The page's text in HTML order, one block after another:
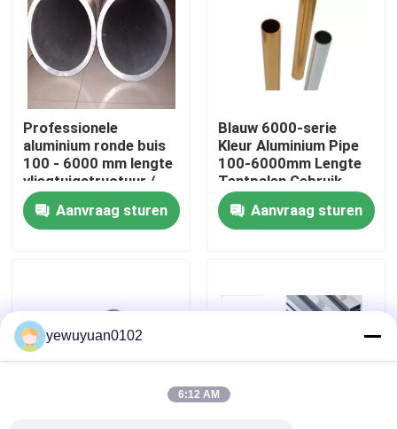
Videos
VR-show
Ongeveer ons
Fabrieksreis
Contacteer ons
Nieuws
Professionele
aluminium ronde buis
100 - 6000 mm lengte
vliegtuigstructuur /
vrachtwagenwiel
Aanvraag sturen
Blauw 6000-serie
Kleur Aluminium Pipe
100-6000mm Lengte
Tentpalen Gebruik
Aanvraag sturen
yewuyuan0102
6:12 AM